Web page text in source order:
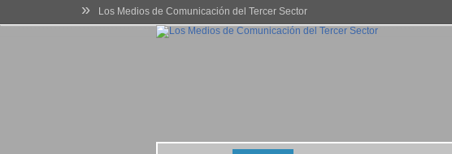
» Los Medios de Comunicación del Tercer Sector